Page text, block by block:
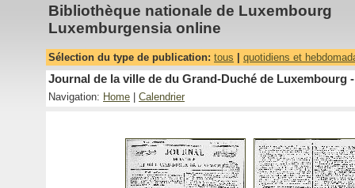
Bibliothèque nationale de Luxembourg
Luxemburgensia online
Sélection du type de publication: tous quotidiens et
Journal de la ville de du Grand-Duché de Luxembourg -
Navigation: Home Calendrier